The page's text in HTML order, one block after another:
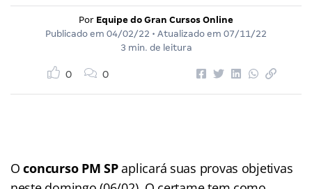
Por Equipe do Gran Cursos Online
Publicado em 04/02/22 • Atualizado em 07/11/22
3 min. de leitura
0 0
Oconcurso PM SPaplicará suas provas objetivas